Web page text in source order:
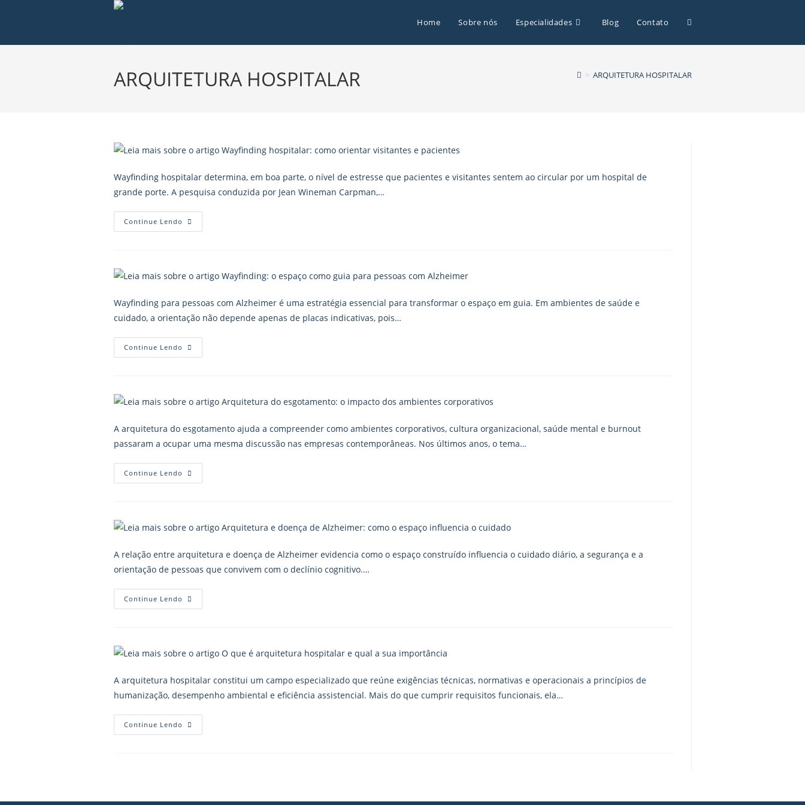
Home Sobre nós Especialidades Blog Contato
ARQUITETURA HOSPITALAR > ARQUITETURA HOSPITALAR
Wayfinding hospitalar determina, em boa parte, o nível de estresse que pacientes e visitantes sentem ao circular por um hospital de
grande porte. A pesquisa conduzida por Jean Wineman Carpman,…
Continue Lendo
Wayfinding para pessoas com Alzheimer é uma estratégia essencial para transformar o espaço em guia. Em ambientes de saúde e
cuidado, a orientação não depende apenas de placas indicativas, pois…
Continue Lendo
A arquitetura do esgotamento ajuda a compreender como ambientes corporativos, cultura organizacional, saúde mental e burnout
passaram a ocupar uma mesma discussão nas empresas contemporâneas. Nos últimos anos, o tema…
Continue Lendo
A relação entre arquitetura e doença de Alzheimer evidencia como o espaço construído influencia o cuidado diário, a segurança e a
orientação de pessoas que convivem com o declínio cognitivo.…
Continue Lendo
A arquitetura hospitalar constitui um campo especializado que reúne exigências técnicas, normativas e operacionais a princípios de
humanização, desempenho ambiental e eficiência assistencial. Mais do que cumprir requisitos funcionais, ela…
Continue Lendo